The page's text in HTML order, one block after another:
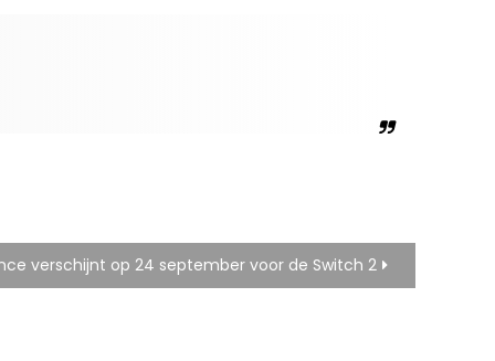
verschijnt op 24 september voor de Switch 2